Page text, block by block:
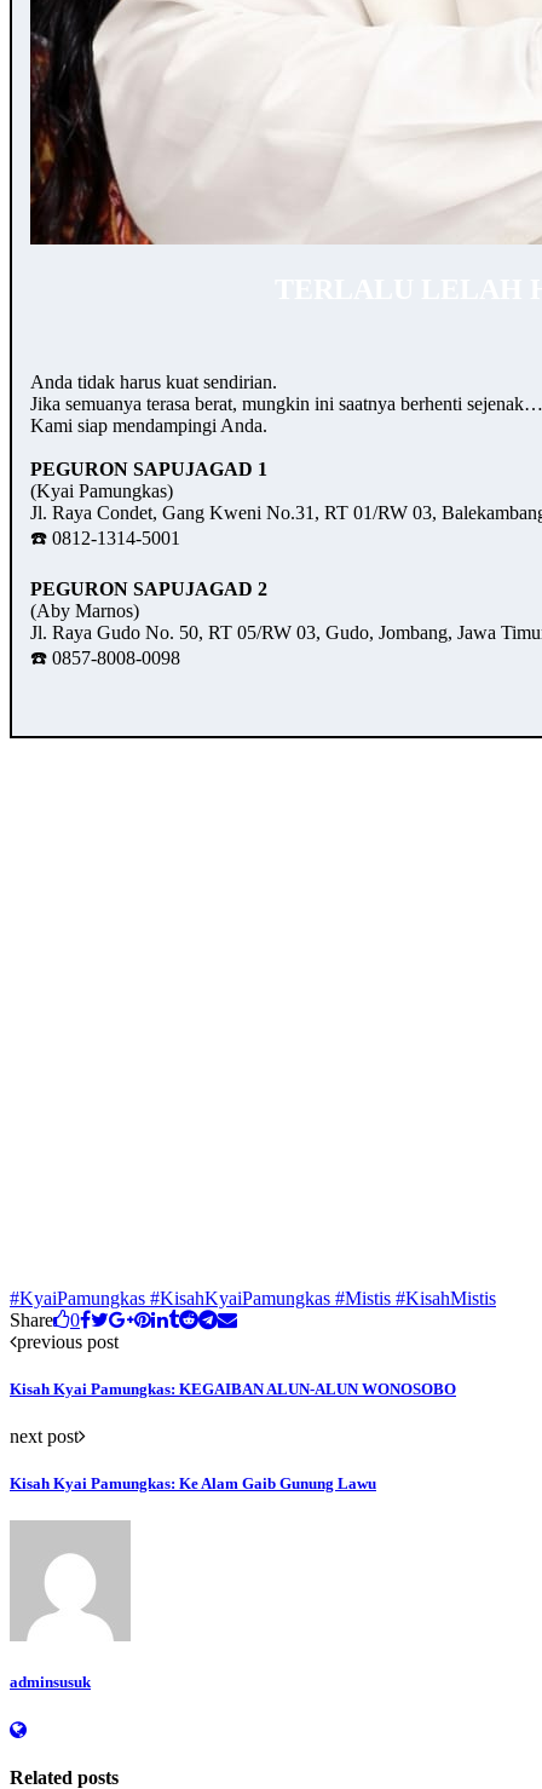
Anda tidak harus kuat sendirian.
Jika semuanya terasa berat, mungkin ini saatnya berhenti
Kami siap mendampingi Anda.
PEGURON SAPUJAGAD 1
(Kyai Pamungkas)
Jl. Raya Condet, Gang Kweni No.31, RT 01/RW 03,
☎️ 0812-1314-5001
PEGURON SAPUJAGAD 2
(Aby Marnos)
Jl. Raya Gudo No. 50, RT 05/RW 03, Gudo, Jombang, Jawa
☎️ 0857-8008-0098
#KyaiPamungkas #KisahKyaiPamungkas #Mistis #KisahMistis
Share
0
previous post
Kisah Kyai Pamungkas: KEGAIBAN ALUN-ALUN WONOSOBO
next post
Kisah Kyai Pamungkas: Ke Alam Gaib Gunung Lawu
adminsusuk
Related posts